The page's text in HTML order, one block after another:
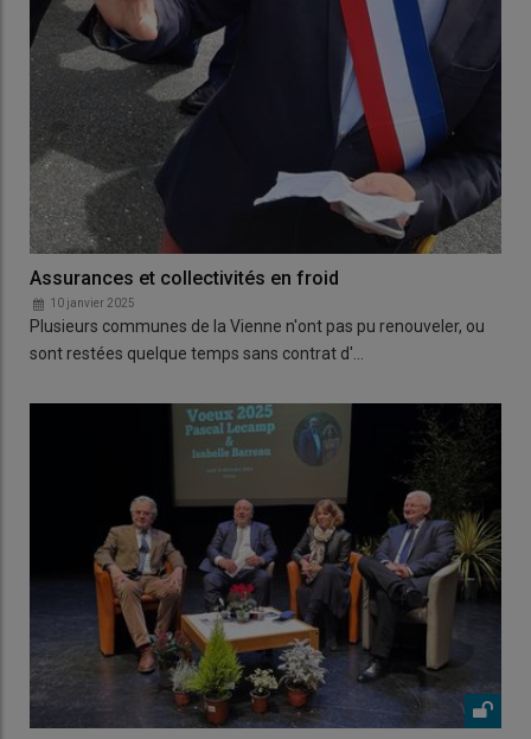
Assurances et collectivités en froid
10 janvier 2025
Plusieurs communes de la Vienne n'ont pas pu renouveler, ou
sont restées quelque temps sans contrat d'…